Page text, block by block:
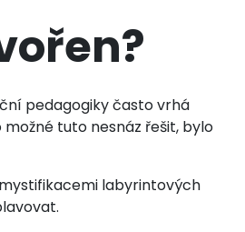
pedagogiky často vrhá
tuto nesnáz řešit, bylo
labyrintových